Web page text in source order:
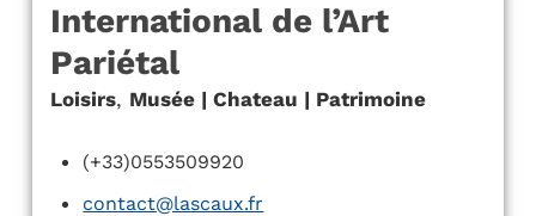
International de l’Art
Pariétal
Loisirs, Musée | Chateau | Patrimoine
(+33)0553509920
contact@lascaux.fr